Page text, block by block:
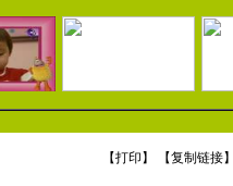
【打印 】 【复制链接